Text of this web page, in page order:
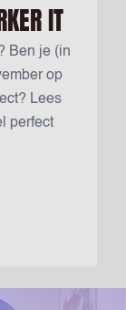
IT
Ben je (in
op
Lees
perfect